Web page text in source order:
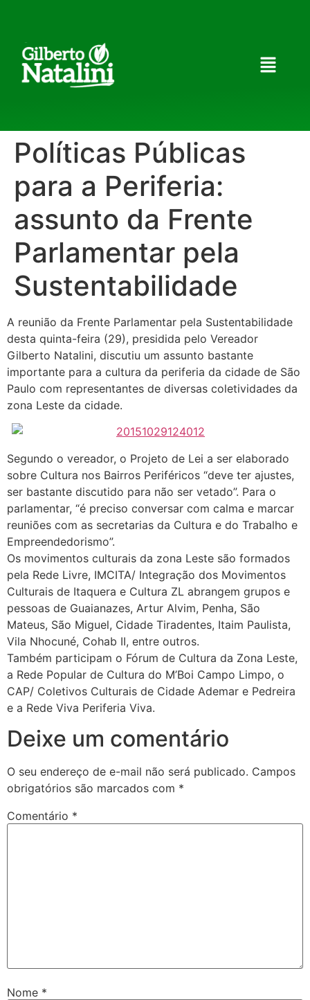
Políticas Públicas
para a Periferia:
assunto da Frente
Parlamentar pela
Sustentabilidade
A reunião da Frente Parlamentar pela Sustentabilidade
desta quinta-feira (29), presidida pelo Vereador
Gilberto Natalini, discutiu um assunto bastante
importante para a cultura da periferia da cidade de São
Paulo com representantes de diversas coletividades da
zona Leste da cidade.
Segundo o vereador, o Projeto de Lei a ser elaborado
sobre Cultura nos Bairros Periféricos “deve ter ajustes,
ser bastante discutido para não ser vetado”. Para o
parlamentar, “é preciso conversar com calma e marcar
reuniões com as secretarias da Cultura e do Trabalho e
Empreendedorismo”.
Os movimentos culturais da zona Leste são formados
pela Rede Livre, IMCITA/ Integração dos Movimentos
Culturais de Itaquera e Cultura ZL abrangem grupos e
pessoas de Guaianazes, Artur Alvim, Penha, São
Mateus, São Miguel, Cidade Tiradentes, Itaim Paulista,
Vila Nhocuné, Cohab II, entre outros.
Também participam o Fórum de Cultura da Zona Leste,
a Rede Popular de Cultura do M’Boi Campo Limpo, o
CAP/ Coletivos Culturais de Cidade Ademar e Pedreira
e a Rede Viva Periferia Viva.
Deixe um comentário
O seu endereço de e-mail não será publicado. Campos
obrigatórios são marcados com *
Comentário *
Nome *